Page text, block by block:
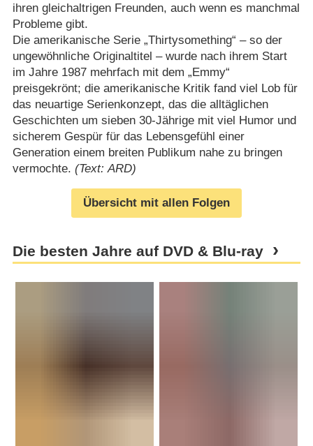
ihren gleichaltrigen Freunden, auch wenn es manchmal
Probleme gibt.
Die amerikanische Serie „Thirtysomething“ – so der
ungewöhnliche Originaltitel – wurde nach ihrem Start
im Jahre 1987 mehrfach mit dem „Emmy“
preisgekrönt; die amerikanische Kritik fand viel Lob für
das neuartige Serienkonzept, das die alltäglichen
Geschichten um sieben 30-Jährige mit viel Humor und
sicherem Gespür für das Lebensgefühl einer
Generation einem breiten Publikum nahe zu bringen
vermochte. (Text: ARD)
Übersicht mit allen Folgen
Die besten Jahre auf DVD & Blu-ray